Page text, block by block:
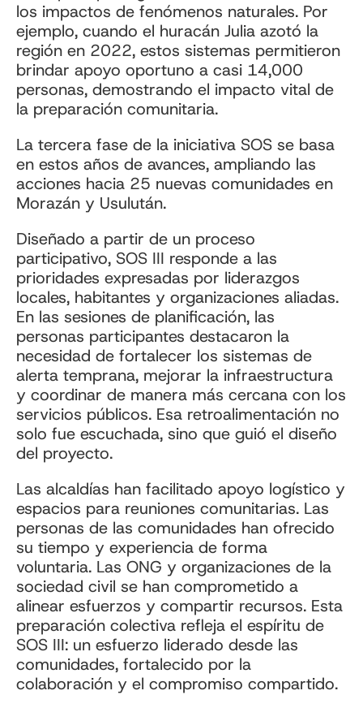
los impactos de fenómenos naturales. Por
ejemplo, cuando el huracán Julia azotó la
región en 2022, estos sistemas permitieron
brindar apoyo oportuno a casi 14,000
personas, demostrando el impacto vital de
la preparación comunitaria.
La tercera fase de la iniciativa SOS se basa
en estos años de avances, ampliando las
acciones hacia 25 nuevas comunidades en
Morazán y Usulután.
Diseñado a partir de un proceso
participativo, SOS III responde a las
prioridades expresadas por liderazgos
locales, habitantes y organizaciones aliadas.
En las sesiones de planificación, las
personas participantes destacaron la
necesidad de fortalecer los sistemas de
alerta temprana, mejorar la infraestructura
y coordinar de manera más cercana con los
servicios públicos. Esa retroalimentación no
solo fue escuchada, sino que guió el diseño
del proyecto.
Las alcaldías han facilitado apoyo logístico y
espacios para reuniones comunitarias. Las
personas de las comunidades han ofrecido
su tiempo y experiencia de forma
voluntaria. Las ONG y organizaciones de la
sociedad civil se han comprometido a
alinear esfuerzos y compartir recursos. Esta
preparación colectiva refleja el espíritu de
SOS III: un esfuerzo liderado desde las
comunidades, fortalecido por la
colaboración y el compromiso compartido.